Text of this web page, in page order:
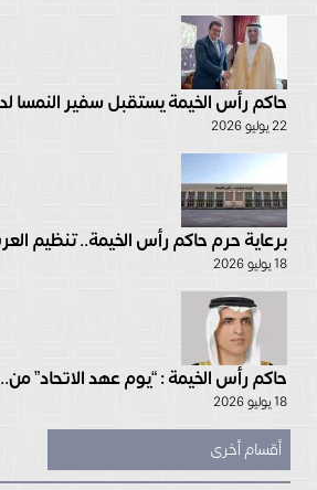
حاكم رأس الخيمة يستقبل سفير النمسا
22 يوليو 2026
برعاية حرم حاكم رأس الخيمة.. تنظيم
18 يوليو 2026
حاكم رأس الخيمة : “يوم عهد الاتحاد”
18 يوليو 2026
أقسام أخرى